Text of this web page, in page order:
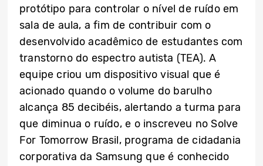
protótipo para controlar o nível de ruído em
sala de aula, a fim de contribuir com o
desenvolvido acadêmico de estudantes com
transtorno do espectro autista (TEA). A
equipe criou um dispositivo visual que é
acionado quando o volume do barulho
alcança 85 decibéis, alertando a turma para
que diminua o ruído, e o inscreveu no Solve
For Tomorrow Brasil, programa de cidadania
corporativa da Samsung que é conhecido